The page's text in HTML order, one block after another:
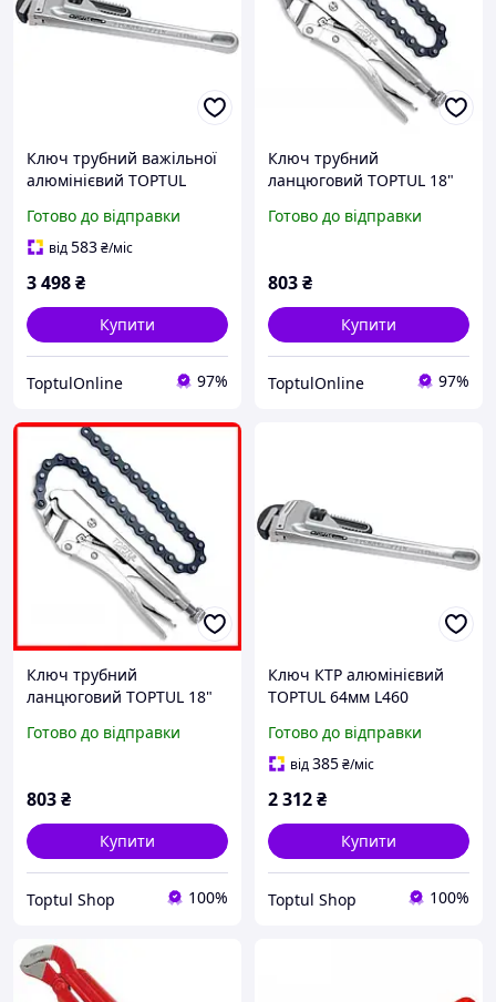
Ключ трубний важільної
алюмінієвий TOPTUL
Готово до відправки
від583₴/міс
3 498₴
Купити
ToptulOnline 97%
Ключ трубний
ланцюговий TOPTUL 18"
Готово до відправки
803₴
Купити
ToptulOnline 97%
Ключ трубний
ланцюговий TOPTUL 18"
Готово до відправки
803₴
Купити
Toptul Shop 100%
Ключ КТР алюмінієвий
TOPTUL 64мм L460
Готово до відправки
від385₴/міс
2 312₴
Купити
Toptul Shop 100%